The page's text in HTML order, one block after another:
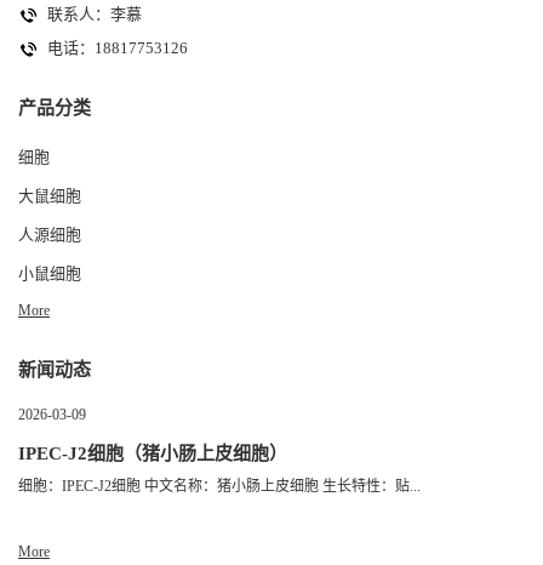
联系人：李慕
电话：18817753126
产品分类
细胞
大鼠细胞
人源细胞
小鼠细胞
More
新闻动态
2026-03-09
IPEC-J2细胞（猪小肠上皮细胞）
细胞：IPEC-J2细胞 中文名称：猪小肠上皮细胞 生长特性：贴...
More